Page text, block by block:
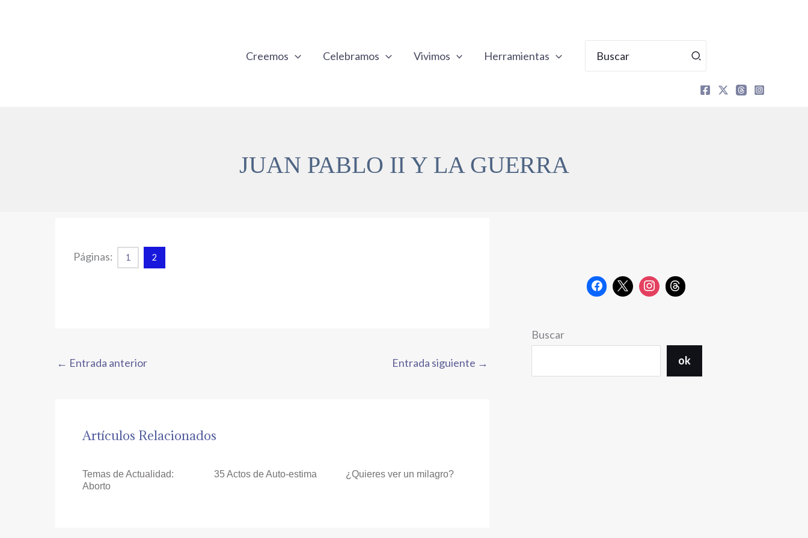
Creemos
Celebramos Vivimos Herramientas
por:
JUAN PABLO II Y LA GUERRA
Páginas: 1 2
← Entrada anterior Entrada siguiente →
Artículos Relacionados
Temas de Actualidad:
Aborto
35 Actos de Auto-estima ¿Quieres ver un milagro?
Buscar
ok